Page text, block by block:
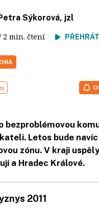
Sýkorová, jzl
2 min. čtení
bezproblémovou
Letos bude
zónu. V kraji
a Hradec Králové.
2011